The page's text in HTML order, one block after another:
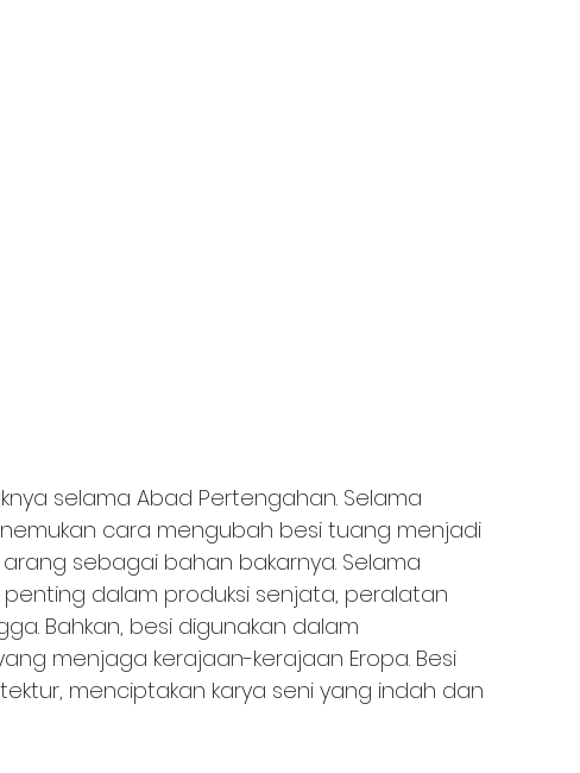
selama Abad Pertengahan. Selama
cara mengubah besi tuang menjadi
sebagai bahan bakarnya. Selama
dalam produksi senjata, peralatan
Bahkan, besi digunakan dalam
menjaga kerajaan-kerajaan Eropa. Besi
menciptakan karya seni yang indah dan